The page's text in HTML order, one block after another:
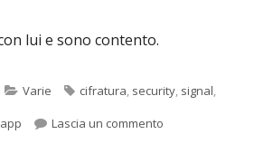
lui e sono contento.
Categorie
Varie Tag
cifratura, security, signal,
Lascia un commento